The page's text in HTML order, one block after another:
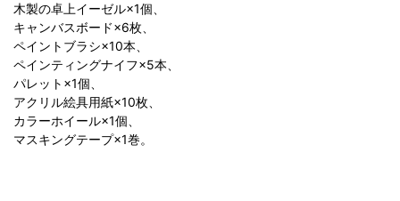
木製の卓上イーゼル×1個、
キャンバスボード×6枚、
ペイントブラシ×10本、
ペインティングナイフ×5本、
パレット×1個、
アクリル絵具用紙×10枚、
カラーホイール×1個、
マスキングテープ×1巻。